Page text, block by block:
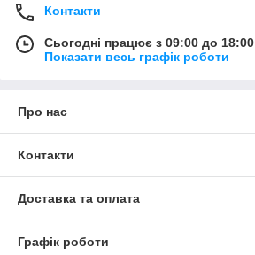
Контакти
Сьогодні працює з 09:00 до 18:00
Показати весь графік роботи
Про нас
Контакти
Доставка та оплата
Графік роботи